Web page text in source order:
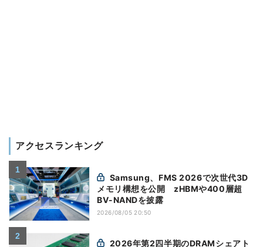
アクセスランキング
メモリ構想を公開 zHBMや400層超
BV-NANDを披露
2026/08/05 20:50